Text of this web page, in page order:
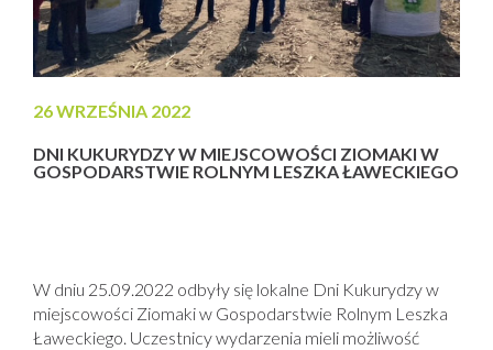
26 WRZEŚNIA 2022
DNI KUKURYDZY W MIEJSCOWOŚCI ZIOMAKI W
GOSPODARSTWIE ROLNYM LESZKA ŁAWECKIEGO
W dniu 25.09.2022 odbyły się lokalne Dni Kukurydzy w
miejscowości Ziomaki w Gospodarstwie Rolnym Leszka
Ławeckiego. Uczestnicy wydarzenia mieli możliwość